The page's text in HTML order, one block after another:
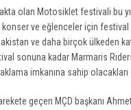
olan Motosiklet festivali bu
ve eğlenceler için
ve daha birçok ülkeden
sonuna kadar Marmaris
imkanına sahip olacakları
geçen MÇD başkanı